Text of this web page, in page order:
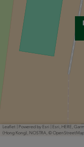
Leaflet
Powered by Esri | Esri, HERE,
(Hong Kong), NOSTRA, ©